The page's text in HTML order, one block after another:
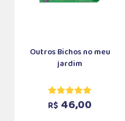
Outros Bichos no meu
jardim
R$ 46,00